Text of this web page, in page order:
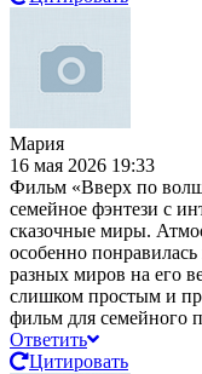
Мария
16 мая 2026 19:33
Фильм «Вверх по
семейное фэнтези с
сказочные миры.
особенно
разных миров на его
слишком простым и
фильм для семейного
Ответить
Цитировать